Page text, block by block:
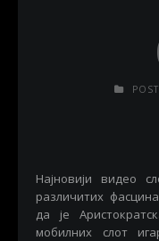
Најновији видео
различитих
да је
мобилних слот